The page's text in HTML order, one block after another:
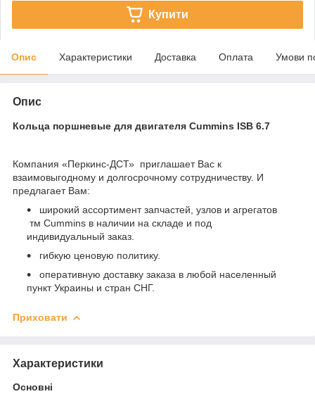
Купити
Опис Характеристики Доставка Оплата Умови
Опис
Кольца поршневые для двигателя Cummins ISB 6.7
Компания «Перкинс-ДСТ» приглашает Вас к
взаимовыгодному и долгосрочному сотрудничеству. И
предлагает Вам:
широкий ассортимент запчастей, узлов и агрегатов
тм Cummins в наличии на складе и под
индивидуальный заказ.
гибкую ценовую политику.
оперативную доставку заказа в любой населенный
пункт Украины и стран СНГ.
Приховати
Характеристики
Основні